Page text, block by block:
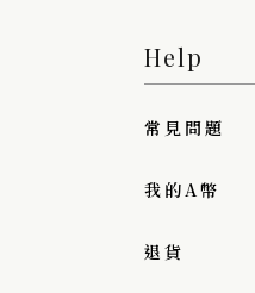
Help
常見問題
我的A幣
退貨